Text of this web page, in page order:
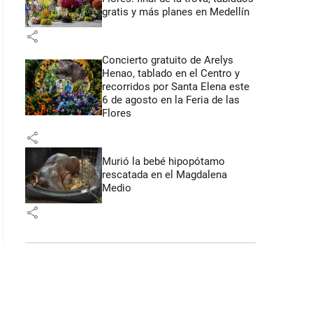
gratis y más planes en Medellín
share
Concierto gratuito de Arelys
Henao, tablado en el Centro y
recorridos por Santa Elena este
6 de agosto en la Feria de las
Flores
share
Murió la bebé hipopótamo
rescatada en el Magdalena
Medio
share